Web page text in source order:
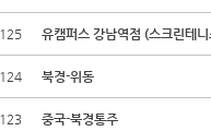
125 유캠퍼스 강남역점 (스크린테
124 북경-위동
123 중국-북경통주